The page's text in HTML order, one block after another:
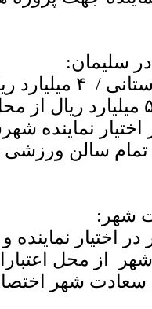
سلیمان:
۶ میلیارد ریال از
تمام سالن
شهر:
سعادت شهر